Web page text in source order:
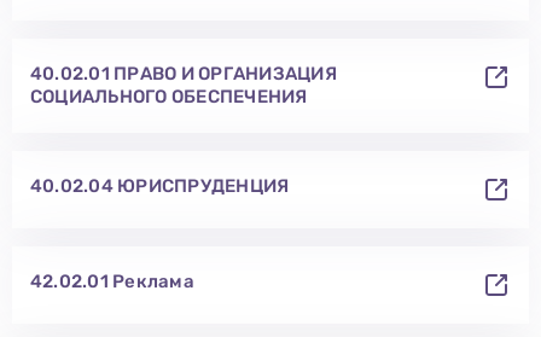
40.02.01 ПРАВО И ОРГАНИЗАЦИЯ
СОЦИАЛЬНОГО ОБЕСПЕЧЕНИЯ
40.02.04 ЮРИСПРУДЕНЦИЯ
42.02.01 Реклама